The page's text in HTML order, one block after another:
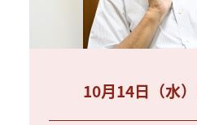
10月14日（水